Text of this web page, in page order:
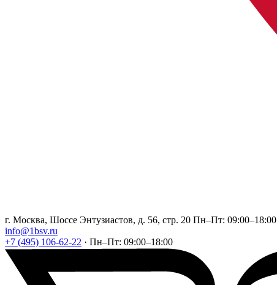
г. Москва, Шоссе Энтузиастов, д. 56, стр. 20 Пн–Пт: 09:00–18:00
info@1bsv.ru
+7 (495) 106-62-22 · Пн–Пт: 09:00–18:00